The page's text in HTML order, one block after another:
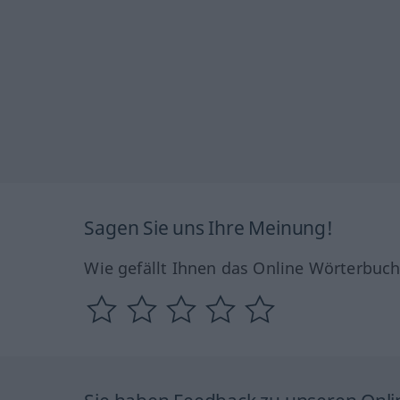
Sagen Sie uns Ihre Meinung!
Wie gefällt Ihnen das Online